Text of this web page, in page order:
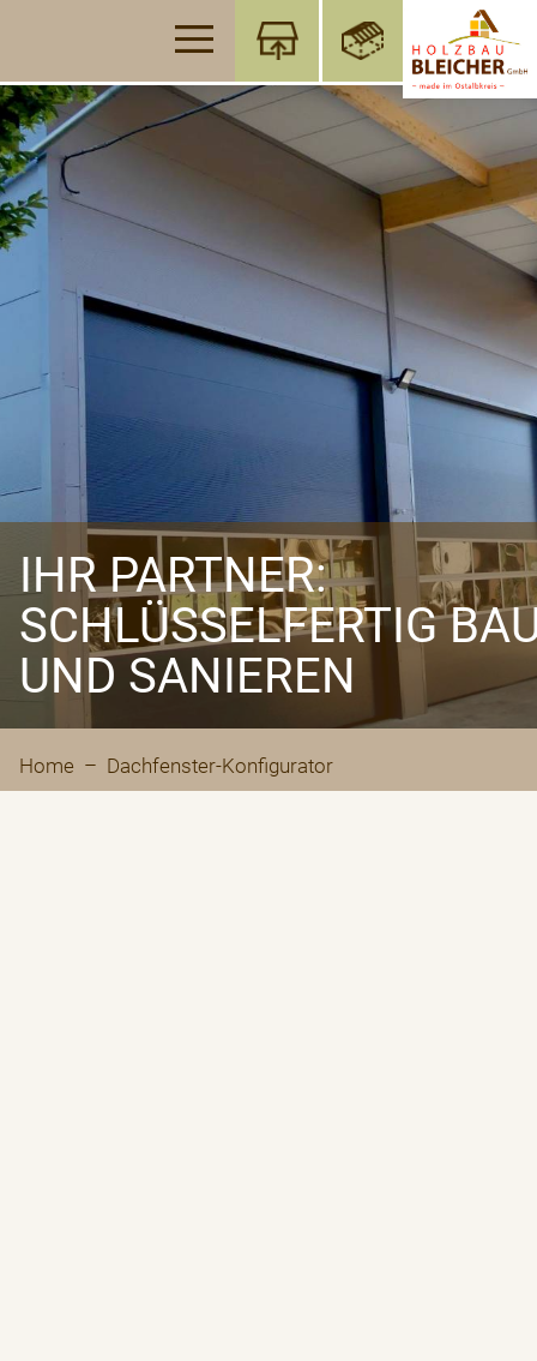
IHR PARTNER:
SCHLÜSSELFERTIG
UND SANIEREN
Home – Dachfenster-Konfigurator